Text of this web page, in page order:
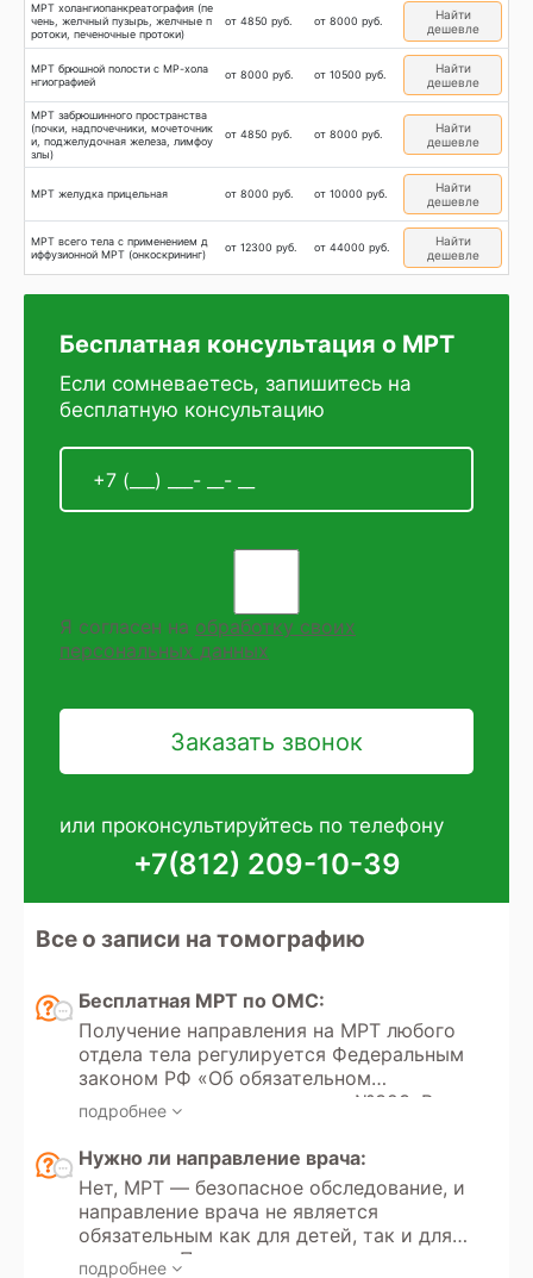
МРТ холангиопанкреатография (пе
чень, желчный пузырь, желчные п
ротоки, печеночные протоки)
от 4850 руб. от 8000 руб.
Найти
дешевле
МРТ брюшной полости с МР-хола
нгиографией
от 8000 руб. от 10500 руб.
Найти
дешевле
МРТ забрюшинного пространства
(почки, надпочечники, мочеточник
и, поджелудочная железа, лимфоу
злы)
от 4850 руб. от 8000 руб.
Найти
дешевле
МРТ желудка прицельная от 8000 руб. от 10000 руб.
Найти
дешевле
МРТ всего тела с применением д
иффузионной МРТ (онкоскрининг)
от 12300 руб. от 44000 руб.
Найти
дешевле
Бесплатная консультация о МРТ
Если сомневаетесь, запишитесь на
бесплатную консультацию
Я согласен на обработку своих
персональных данных
или проконсультируйтесь по телефону
+7(812) 209-10-39
Все о записи на томографию
Бесплатная МРТ по ОМС:
Получение направления на МРТ любого
отдела тела регулируется Федеральным
законом РФ «Об обязательном
медицинском страховании» №323. В
этом законе указаны все медицинские
услуги, покрываемые полисом ОМС,
который выдается каждому гражданину
РФ с рождения или при необходимости.
Кроме того, в России доступно
прохождение МРТ по программам
добровольного медицинского
подробнее
Нужно ли направление врача:
Нет, МРТ — безопасное обследование, и
направление врача не является
обязательным как для детей, так и для
взрослых. Пациент может
подробнее